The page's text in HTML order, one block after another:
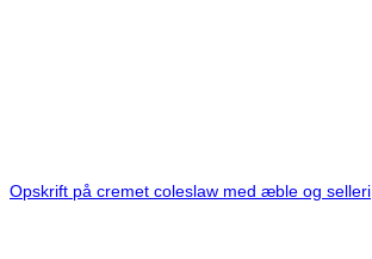
Opskrift på cremet coleslaw med æble og selleri